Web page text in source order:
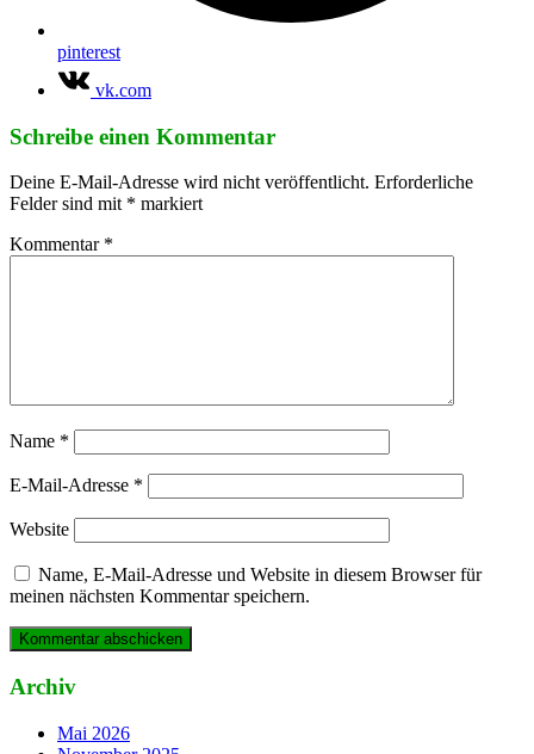
pinterest
vk.com
Schreibe einen Kommentar
Deine E-Mail-Adresse wird nicht veröffentlicht. Erforderliche
Felder sind mit * markiert
Kommentar *
Name *
E-Mail-Adresse *
Website
Name, E-Mail-Adresse und Website in diesem Browser für
meinen nächsten Kommentar speichern.
Archiv
Mai 2026